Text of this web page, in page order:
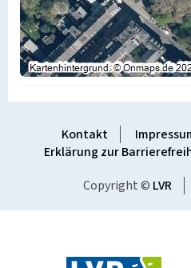
Kontakt
Erklärung zur
Copyright © LVR